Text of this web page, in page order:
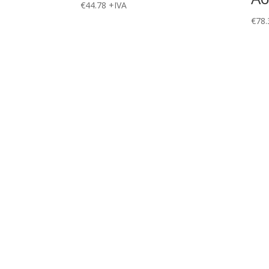
€44.78 +IVA
€